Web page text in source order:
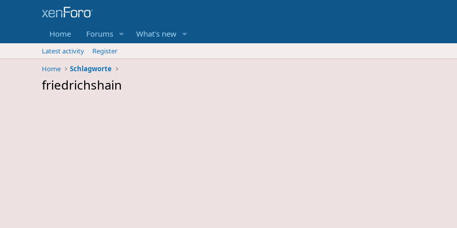
Home Forums What's new
Latest activity
Register
Home
Schlagworte
friedrichshain